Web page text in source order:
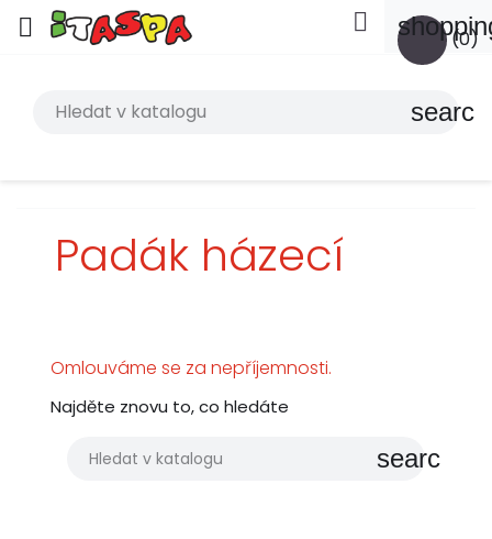
 (0)

search
Padák házecí
Omlouváme se za nepříjemnosti.
Najděte znovu to, co hledáte
search